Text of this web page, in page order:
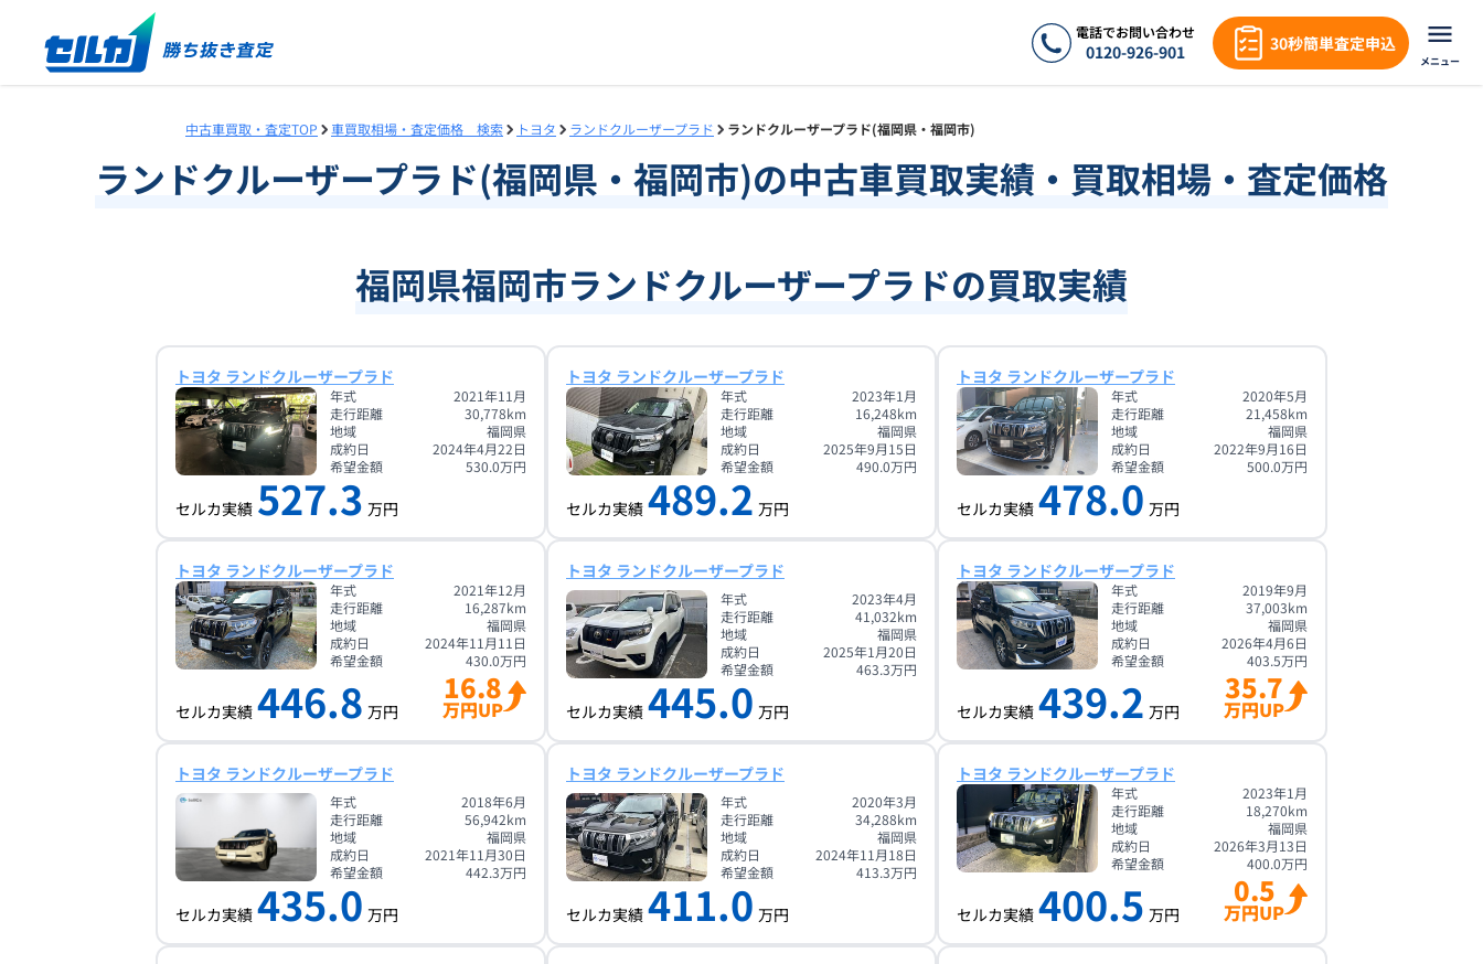
電話でお問い合わせ
0120-926-901 30秒簡単査定申込
メニュー
中古車買取・査定TOP 車買取相場・査定価格 検索 トヨタ ランドクルーザープラド ランドクルーザープラド(福岡県・福岡市)
ランドクルーザープラド(福岡県 ・ 福岡市)の中古車買取実績・買取相場・査定価格
福岡県福岡市ランドクルーザープラドの買取実績
トヨタ ランドクルーザープラド
年式
2021年11月
走行距離
30,778km
地域
福岡県
成約日
2024年4月22日
希望金額
530.0万円
セルカ実績 527.3 万円
トヨタ ランドクルーザープラド
年式
2023年1月
走行距離
16,248km
地域
福岡県
成約日
2025年9月15日
希望金額
490.0万円
セルカ実績 489.2 万円
トヨタ ランドクルーザープラド
年式
2020年5月
走行距離
21,458km
地域
福岡県
成約日
2022年9月16日
希望金額
500.0万円
セルカ実績 478.0 万円
トヨタ ランドクルーザープラド
年式
2021年12月
走行距離
16,287km
地域
福岡県
成約日
2024年11月11日
希望金額
430.0万円
セルカ実績 446.8 万円
16.8
万円UP
トヨタ ランドクルーザープラド
年式
2023年4月
走行距離
41,032km
地域
福岡県
成約日
2025年1月20日
希望金額
463.3万円
セルカ実績 445.0 万円
トヨタ ランドクルーザープラド
年式
2019年9月
走行距離
37,003km
地域
福岡県
成約日
2026年4月6日
希望金額
403.5万円
セルカ実績 439.2 万円
35.7
万円UP
トヨタ ランドクルーザープラド
年式
2018年6月
走行距離
56,942km
地域
福岡県
成約日
2021年11月30日
希望金額
442.3万円
セルカ実績 435.0 万円
トヨタ ランドクルーザープラド
年式
2020年3月
走行距離
34,288km
地域
福岡県
成約日
2024年11月18日
希望金額
413.3万円
セルカ実績 411.0 万円
トヨタ ランドクルーザープラド
年式
2023年1月
走行距離
18,270km
地域
福岡県
成約日
2026年3月13日
希望金額
400.0万円
セルカ実績 400.5 万円
0.5
万円UP